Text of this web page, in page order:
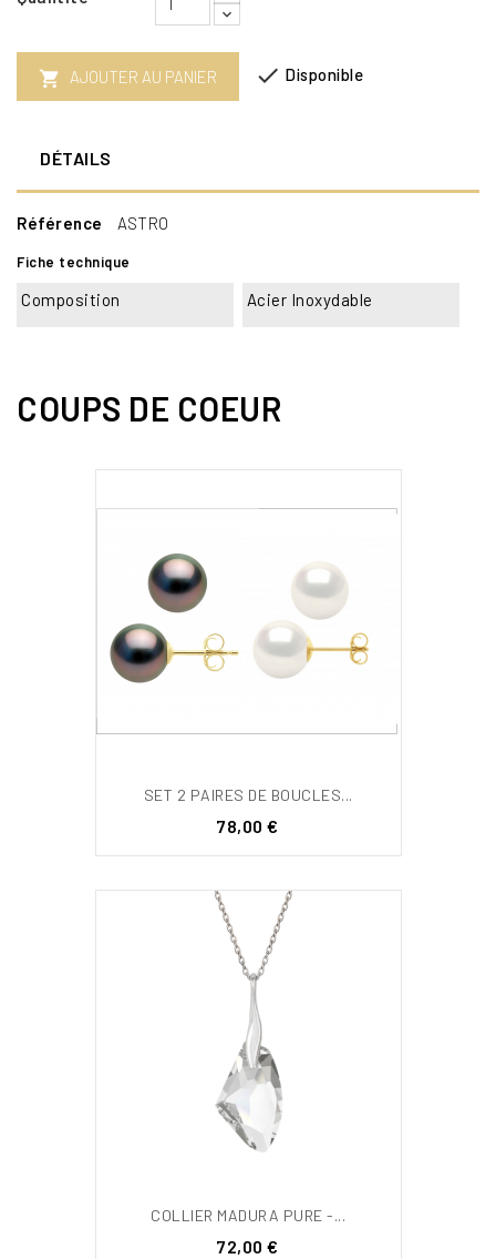
 AJOUTER AU PANIER  Disponible
DÉTAILS
Référence ASTRO
Fiche technique
Composition Acier Inoxydable
COUPS DE COEUR
SET 2 PAIRES DE BOUCLES...
Prix
78,00 €
COLLIER MADURA PURE -...
Prix
72,00 €